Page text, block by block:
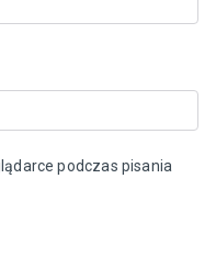
podczas pisania